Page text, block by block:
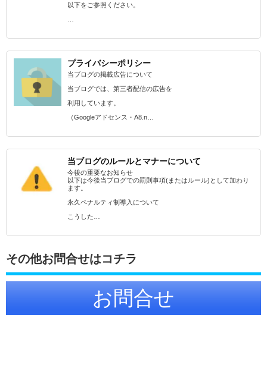
以下をご参照ください。
プライバシーポリシー
当ブログの掲載広告について
当ブログでは、第三者配信の広告を
利用しています。
（Googleアドセンス・A8.n…
当ブログのルールとマナーについて
今後の重要なお知らせ
以下は今後当ブログでの罰則事項(またはルール)として加わり
ます。
永久ペナルティ制導入について
こうした…
その他お問合せはコチラ
お問合せ